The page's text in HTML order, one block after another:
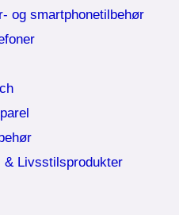
og smartphonetilbehør
& Livsstilsprodukter